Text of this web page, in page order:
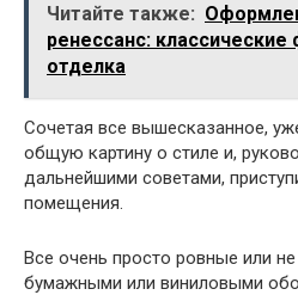
Читайте также:
ренессанс:
отделка
Сочетая все вышесказанное,
общую картину о стиле и,
дальнейшими советами,
помещения.
Все очень просто ровные или
бумажными или виниловыми